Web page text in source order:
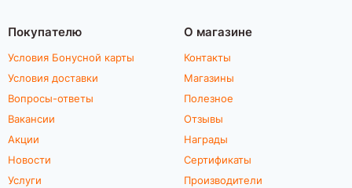
Покупателю
Условия Бонусной карты
Условия доставки
Вопросы-ответы
Вакансии
Акции
Новости
Услуги
О магазине
Контакты
Магазины
Полезное
Отзывы
Награды
Сертификаты
Производители